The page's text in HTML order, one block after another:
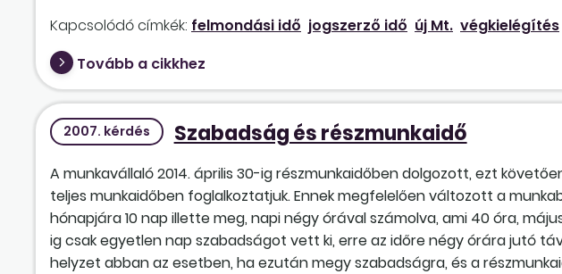
Kapcsolódó címkék: felmondási idő jogszerző idő új Mt. végkielégítés
Tovább a cikkhez
2007. kérdés Szabadság és részmunkaidő
A munkavállaló 2014. április 30-ig részmunkaidőben dolgozott, ezt
teljes munkaidőben foglalkoztatjuk. Ennek megfelelően változott a
hónapjára 10 nap illette meg, napi négy órával számolva, ami 40 óra,
ig csak egyetlen nap szabadságot vett ki, erre az időre négy órára jutó
helyzet abban az esetben, ha ezután megy szabadságra, és a